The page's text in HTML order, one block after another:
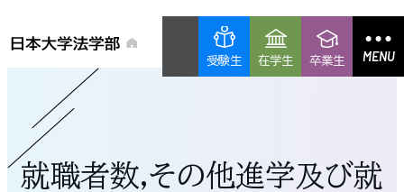
受験生 在学生 卒業生 MENU
就職者数,その他進学及び就